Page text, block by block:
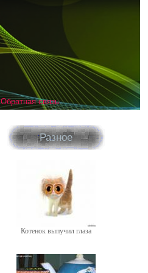
Обратная связь
Разное
Котенок выпучил глаза